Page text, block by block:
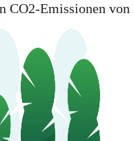
CO2-Emissionen von